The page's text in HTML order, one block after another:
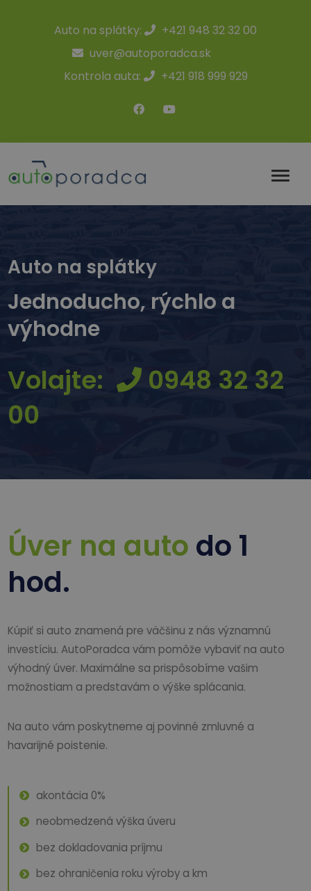
Auto na splátky:
+421 948 32 32 00
uver@autoporadca.sk
Kontrola auta:
+421 918 999 929
Auto na splátky
Jednoducho, rýchlo a
výhodne
Volajte:
0948 32 32
00
Úver na auto do 1
hod.
Kúpiť si auto znamená pre väčšinu z nás významnú
investíciu. AutoPoradca vám pomôže vybaviť na auto
výhodný úver. Maximálne sa prispôsobíme vašim
možnostiam a predstavám o výške splácania.
Na auto vám poskytneme aj povinné zmluvné a
havarijné poistenie.
akontácia 0%
neobmedzená výška úveru
bez dokladovania príjmu
bez ohraničenia roku výroby a km